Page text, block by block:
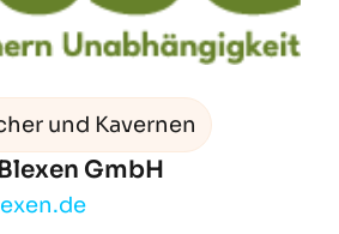
und Kavernen
GmbH